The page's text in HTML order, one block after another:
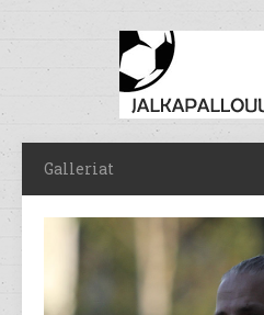
Galleriat